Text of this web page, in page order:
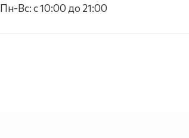
Пн-Вс: с 10:00 до 21:00